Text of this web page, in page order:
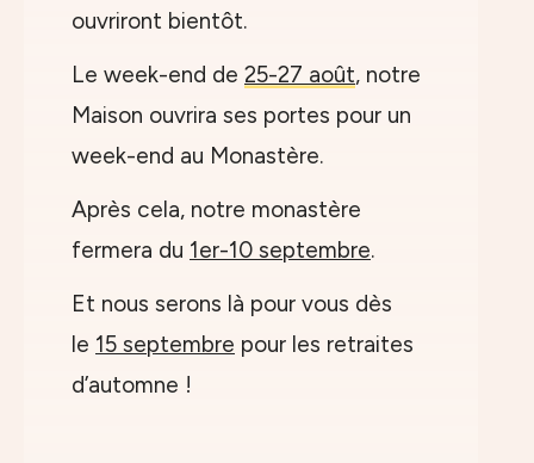
ouvriront bientôt.
Le week-end de 25-27 août, notre
Maison ouvrira ses portes pour un
week-end au Monastère.
Après cela, notre monastère
fermera du 1er-10 septembre.
Et nous serons là pour vous dès
le 15 septembre pour les retraites
d’automne !